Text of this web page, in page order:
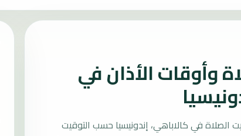
وأوقات الأذان في
في كالاباهي، إندونيسيا حسب التوقيت